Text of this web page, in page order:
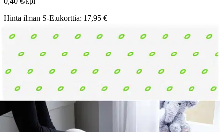
Hinta ilman S-Etukorttia: 17,95 €
Verkkokaupan hinta
Valitse toimitustapa
Nouto myymälästä
Ilmainen
Toimitus
Kotiin tai noutopisteeseen
Alk. 0 €
Ilmainen toimitus yli 100 €:n tilauksille